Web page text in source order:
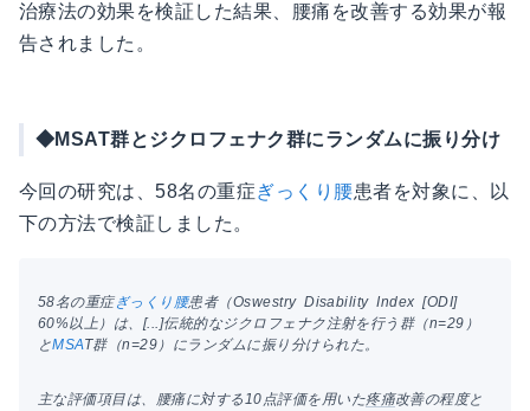
治療法の効果を検証した結果、腰痛を改善する効果が報
告されました。
◆MSAT群とジクロフェナク群にランダムに振り分け
今回の研究は、58名の重症ぎっくり腰患者を対象に、以
下の方法で検証しました。
58名の重症ぎっくり腰患者（Oswestry Disability Index [ODI]
60%以上）は、[...]伝統的なジクロフェナク注射を行う群（n=29）
とMSAT群（n=29）にランダムに振り分けられた。
主な評価項目は、腰痛に対する10点評価を用いた疼痛改善の程度と